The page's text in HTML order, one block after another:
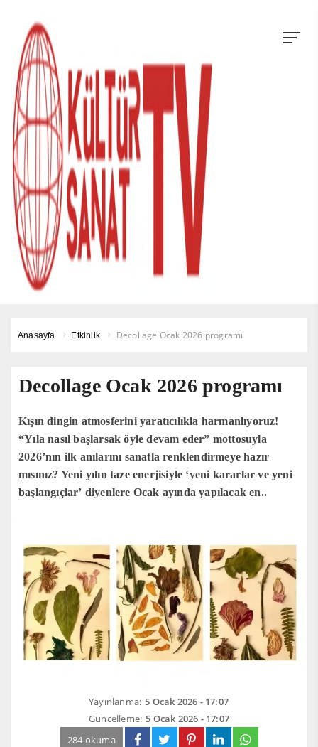
Anasayfa Etkinlik Decollage Ocak 2026 programı
Decollage Ocak 2026 programı
Kışın dingin atmosferini yaratıcılıkla harmanlıyoruz!
“Yıla nasıl başlarsak öyle devam eder” mottosuyla
2026’nın ilk anılarını sanatla renklendirmeye hazır
mısınız? Yeni yılın taze enerjisiyle ‘yeni kararlar ve yeni
başlangıçlar’ diyenlere Ocak ayında yapılacak en..
Yayınlanma: 5 Ocak 2026 - 17:07
Güncelleme: 5 Ocak 2026 - 17:07
284 okuma